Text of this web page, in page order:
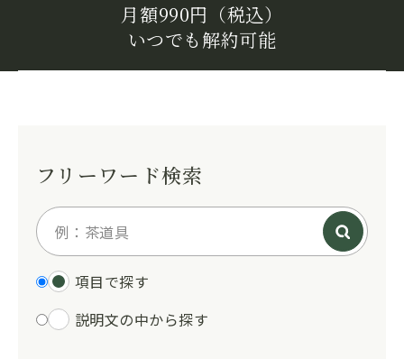
月額990円（税込）
いつでも解約可能
フリーワード検索
項目で探す
説明文の中から探す